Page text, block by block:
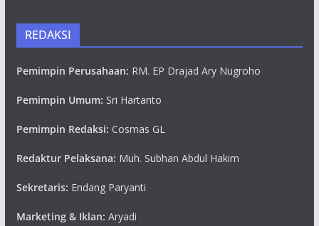
REDAKSI
Pemimpin Perusahaan: RM. EP Drajad Ary Nugroho
Pemimpin Umum: Sri Hartanto
Pemimpin Redaksi: Cosmas GL
Redaktur Pelaksana: Muh. Subhan Abdul Hakim
Sekretaris: Endang Paryanti
Marketing & Iklan: Aryadi